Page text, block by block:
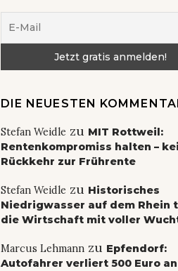
DIE NEUESTEN
Stefan Weidle zu MIT Rottweil:
Rentenkompromiss halten –
Rückkehr zur Frührente
Stefan Weidle zu Historisches
Niedrigwasser auf dem Rhein
die Wirtschaft mit voller
Marcus Lehmannzu Epfendorf:
Autofahrer verliert 500 Euro an